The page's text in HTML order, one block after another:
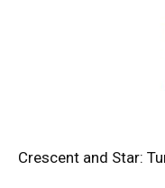
Crescent and Star: